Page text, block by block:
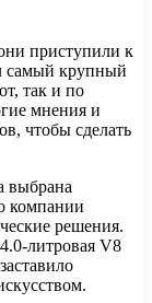
приступили к
самый крупный
так и по
мнения и
чтобы сделать
выбрана
компании
решения.
литровая V8